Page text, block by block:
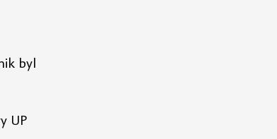
byl
UP